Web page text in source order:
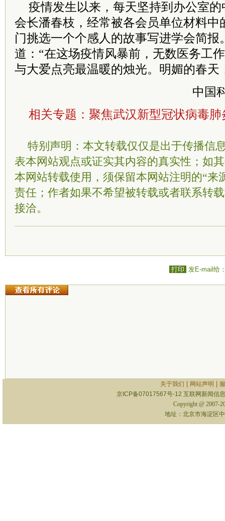
疫情发生以来，每天坚持到办公室
会长潘春枝，经常被各会员单位材料中
门挑选一个个感人的故事写进学会简报
道：“在这场疫情风暴前，无数医务工
与大爱点亮最温暖的烛光。明媚的春天
中国
相关专题： 聚焦武汉新型冠状病毒肺
特别声明：本文转载仅仅是出于传播信
表本网站观点或证实其内容的真实性；如
本网站转载使用，须保留本网站注明的“来
责任；作者如果不希望被转载或者联系转
接洽。
打印 发E-mail给
关于我们 网站声明
京ICP备07017567号-12 互联网新闻信
Copyright @ 2007-
地址：北京市海淀区